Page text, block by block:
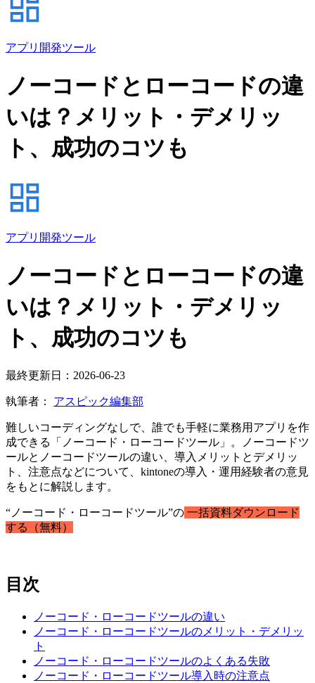
アプリ開発ツール
ノーコードとローコードの違
いは？メリット・デメリッ
ト、成功のコツも
アプリ開発ツール
ノーコードとローコードの違
いは？メリット・デメリッ
ト、成功のコツも
最終更新日：2026-06-23
執筆者： アスピック編集部
難しいコーディングなしで、誰でも手軽に業務用アプリを作
成できる「ノーコード・ローコードツール」。ノーコードツ
ールとノーコードツールの違い、導入メリットとデメリッ
ト、注意点などについて、kintoneの導入・運用経験者の意見
をもとに解説します。
“ノーコード・ローコードツール”の 一括資料ダウンロード
する（無料）
目次
ノーコード・ローコードツールの違い
ノーコード・ローコードツールのメリット・デメリッ
ト
ノーコード・ローコードツールのよくある失敗
ノーコード・ローコードツール導入時の注意点